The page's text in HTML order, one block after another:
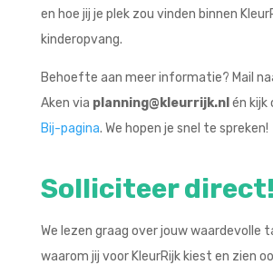
en hoe jij je plek zou vinden binnen
kinderopvang.
Behoefte aan meer informatie? Mail
Aken via planning@kleurrijk.nl én kijk
Bij-pagina. We hopen je snel te spreken!
Solliciteer direct!
We lezen graag over jouw waardevolle
waarom jij voor KleurRijk kiest en zien